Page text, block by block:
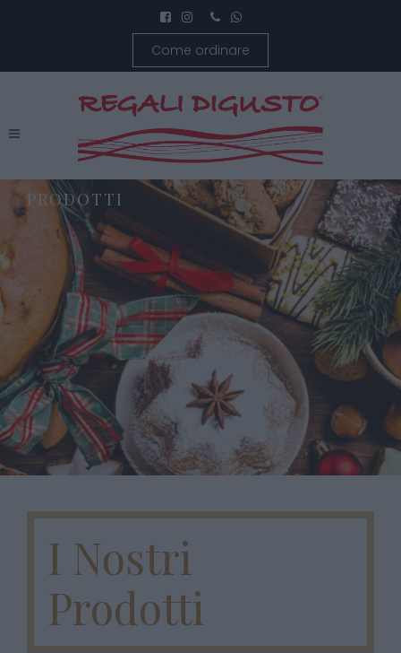
Come ordinare
PRODOTTI
I Nostri
Prodotti